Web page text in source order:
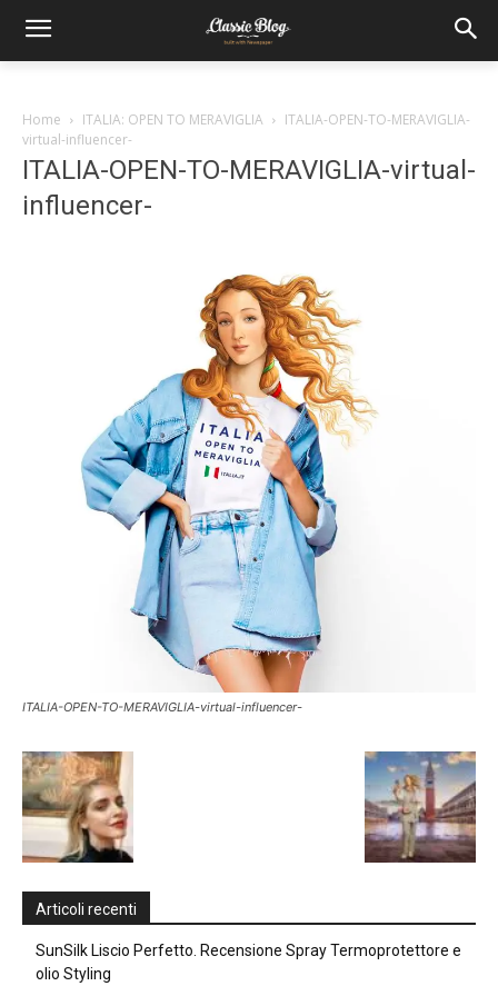
Home ITALIA: OPEN TO MERAVIGLIA
ITALIA-OPEN-TO-MERAVIGLIA-
virtual-influencer-
ITALIA-OPEN-TO-MERAVIGLIA-virtual-
influencer-
ITALIA-OPEN-TO-MERAVIGLIA-virtual-influencer-
Articoli recenti
SunSilk Liscio Perfetto. Recensione Spray Termoprotettore e
olio Styling